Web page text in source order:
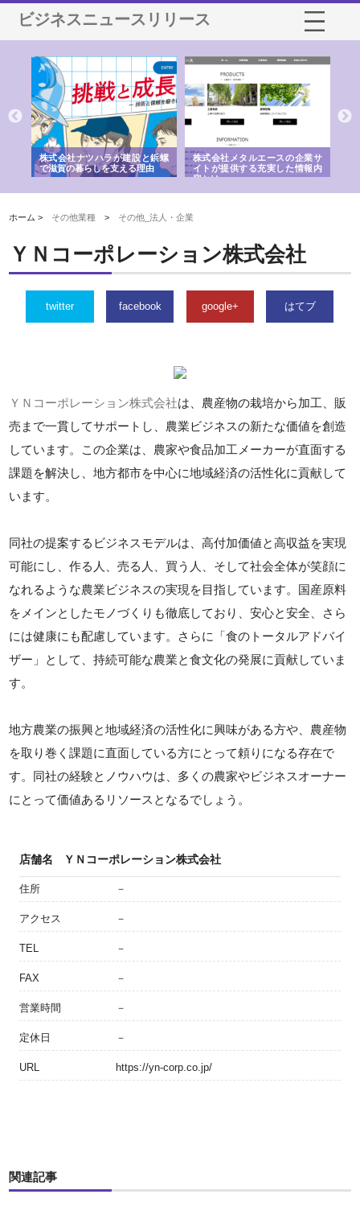
ビジネスニュースリリース
株式会社ナツハラが建設と鋲螺
で滋賀の暮らしを支える理由
株式会社メタルエースの企業サ
イトが提供する充実した情報内
容とは
ホーム > その他業種 > その他_法人・企業
ＹＮコーポレーション株式会社
twitter facebook google+ はてブ
ＹＮコーポレーション株式会社は、農産物の栽培から加工、販
売まで一貫してサポートし、農業ビジネスの新たな価値を創造
しています。この企業は、農家や食品加工メーカーが直面する
課題を解決し、地方都市を中心に地域経済の活性化に貢献して
います。
同社の提案するビジネスモデルは、高付加価値と高収益を実現
可能にし、作る人、売る人、買う人、そして社会全体が笑顔に
なれるような農業ビジネスの実現を目指しています。国産原料
をメインとしたモノづくりも徹底しており、安心と安全、さら
には健康にも配慮しています。さらに「食のトータルアドバイ
ザー」として、持続可能な農業と食文化の発展に貢献していま
す。
地方農業の振興と地域経済の活性化に興味がある方や、農産物
を取り巻く課題に直面している方にとって頼りになる存在で
す。同社の経験とノウハウは、多くの農家やビジネスオーナー
にとって価値あるリソースとなるでしょう。
店舗名 ＹＮコーポレーション株式会社
住所 －
アクセス －
TEL －
FAX －
営業時間 －
定休日 －
URL https://yn-corp.co.jp/
関連記事